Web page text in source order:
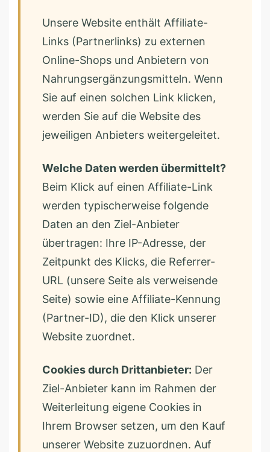
Unsere Website enthält Affiliate-
Links (Partnerlinks) zu externen
Online-Shops und Anbietern von
Nahrungsergänzungsmitteln. Wenn
Sie auf einen solchen Link klicken,
werden Sie auf die Website des
jeweiligen Anbieters weitergeleitet.
Welche Daten werden übermittelt?
Beim Klick auf einen Affiliate-Link
werden typischerweise folgende
Daten an den Ziel-Anbieter
übertragen: Ihre IP-Adresse, der
Zeitpunkt des Klicks, die Referrer-
URL (unsere Seite als verweisende
Seite) sowie eine Affiliate-Kennung
(Partner-ID), die den Klick unserer
Website zuordnet.
Cookies durch Drittanbieter: Der
Ziel-Anbieter kann im Rahmen der
Weiterleitung eigene Cookies in
Ihrem Browser setzen, um den Kauf
unserer Website zuzuordnen. Auf